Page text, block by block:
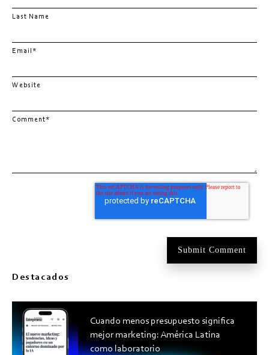
Last Name
Email*
Website
Comment*
Destacados
Cuando menos presupuesto significa
mejor marketing: América Latina
como laboratorio